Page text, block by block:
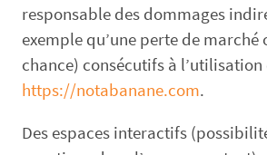
responsable des dommages
exemple qu’une perte de marché
chance) consécutifs à
https://notabanane.com.
Des espaces interactifs